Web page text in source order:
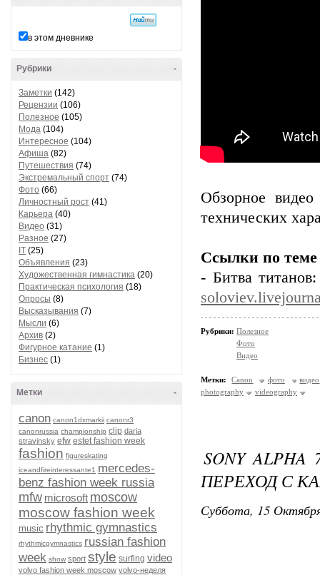
в этом дневнике
-
Рубрики
Заметки (142)
Рецензии (106)
Полезное (105)
Мода (104)
Интересное (104)
Афиша (82)
Путешествия (74)
Экстремальный спорт (74)
Фото (66)
Личностный рост (41)
Карьера (40)
Видео (31)
Разное (27)
IT (25)
Объявления (23)
Художественная гимнастика (20)
Практическая психология (18)
Опросы (8)
Высказывания (7)
Мысли (6)
Архив (2)
Фигурное катание (1)
Бизнес (1)
-
Метки
canon canon1dxmarkii canonr3
canonrussia championship clip daria
stravinsky efw estet fashion week
fashion figureskating
iceandfireinteressante1 mercedes-
benz fashion week russia
mfw microsoft moscow
moscow fashion week
music rhythmic gymnastics
rhythmicgymnastics russian fashion
week show sport style surfing video
volvo fashion week moscow volvo-неделя
Обзорное
технических
Ссылки по теме
- Битва
Рубрики: Полезное
Фото
Видео
Метки: Canon фото
видео
photography
videography
SONY
ПЕРЕХОД С
Суббота, 15